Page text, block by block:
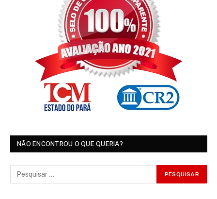
NÃO ENCONTROU O QUE QUERIA?